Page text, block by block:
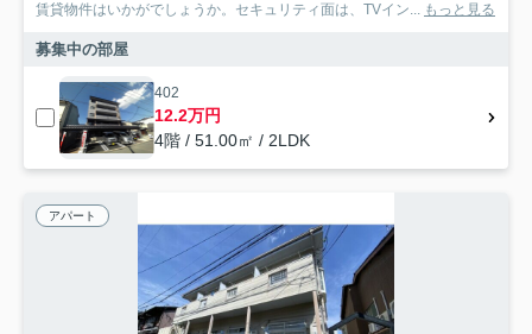
賃貸物件はいかがでしょうか。セキュリティ面は、TVイン... もっと見る
募集中の部屋
402
12.2万円
4階 / 51.00㎡ / 2LDK
アパート